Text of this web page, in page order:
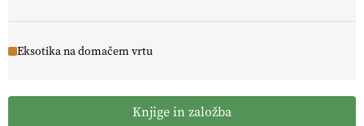
Eksotika na domačem vrtu
Knjige in založba